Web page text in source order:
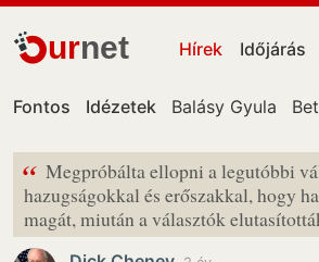
urnet Hírek Időjárás
Fontos Idézetek Balásy Gyula
“ Megpróbálta ellopni a legutóbbi
hazugságokkal és erőszakkal, hogy
magát, miután a választók